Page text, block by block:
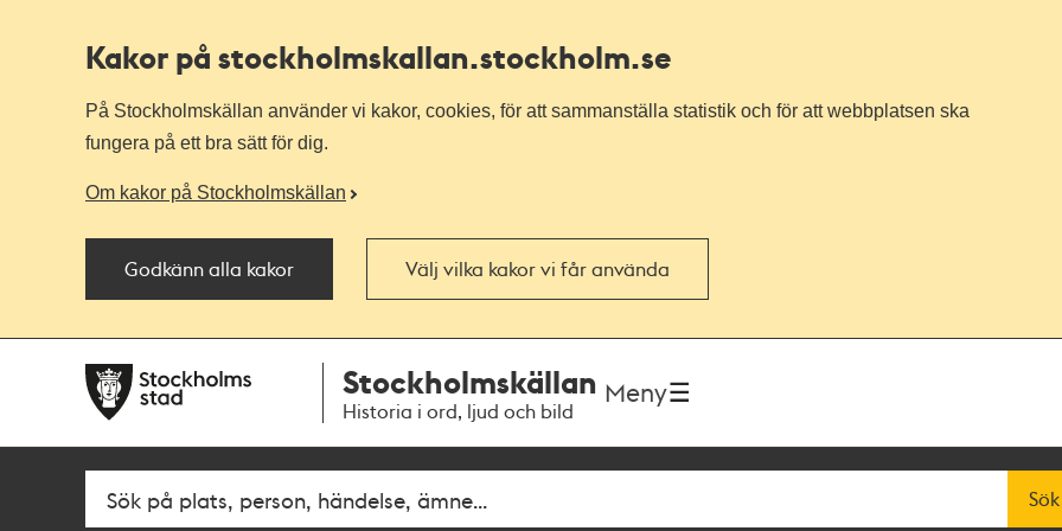
Kakor på stockholmskallan.stockholm.se
På Stockholmskällan använder vi kakor, cookies, för att sammanställa statistik och för att webbplatsen ska
fungera på ett bra sätt för dig.
Om kakor på Stockholmskällan
Godkänn alla kakor Välj vilka kakor vi får använda
navigationen
huvudinnehållet
Stockholmskällan
Historia i ord, ljud och bild
Meny
Fritextsök Sök